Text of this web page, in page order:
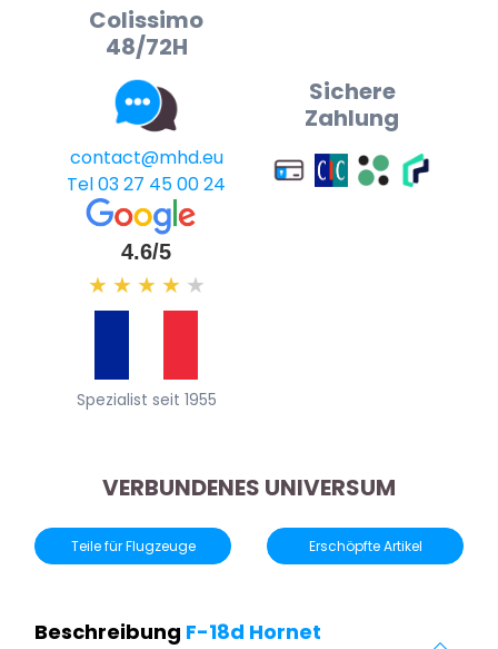
Colissimo
48/72H
contact@mhd.eu
Tel 03 27 45 00 24
Sichere
Zahlung
4.6/5
★ ★ ★ ★ ★
Spezialist seit 1955
VERBUNDENES UNIVERSUM
Teile für Flugzeuge Erschöpfte Artikel
Beschreibung F-18d Hornet